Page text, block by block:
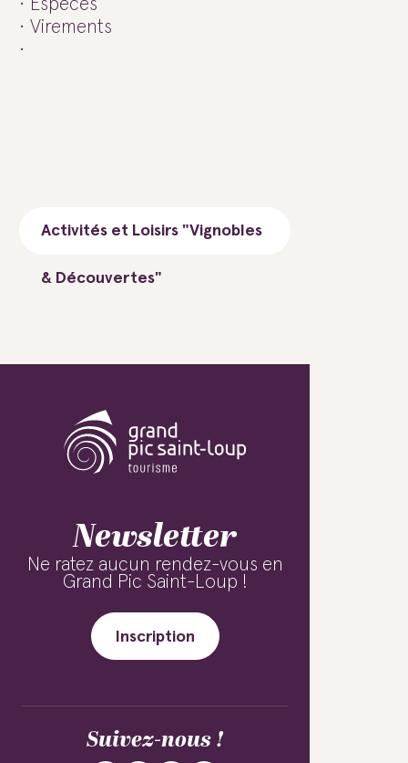
Espèces
Virements
Activités et Loisirs "Vignobles
& Découvertes"
Newsletter
Ne ratez aucun rendez-vous en
Grand Pic Saint-Loup !
Inscription
Suivez-nous !